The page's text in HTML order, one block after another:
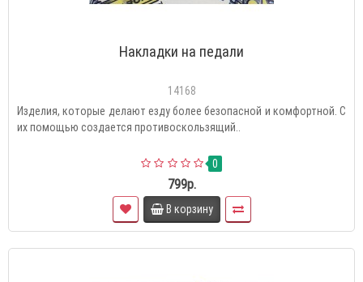
Накладки на педали
14168
Изделия, которые делают езду более безопасной и комфортной. С
их помощью создается противоскользящий..
0
799р.
В корзину